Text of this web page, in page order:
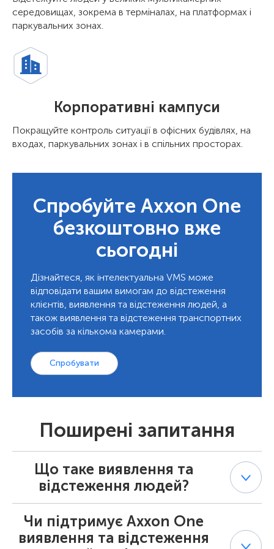
середовищах, зокрема в терміналах, на платформах і
паркувальних зонах.
Корпоративні кампуси
Покращуйте контроль ситуації в офісних будівлях, на
входах, паркувальних зонах і в спільних просторах.
Спробуйте Axxon One
безкоштовно вже
сьогодні
Дізнайтеся, як інтелектуальна VMS може
відповідати вашим вимогам до відстеження
клієнтів, виявлення та відстеження людей, а
також виявлення та відстеження транспортних
засобів за кількома камерами.
Спробувати
Поширені запитання
Що таке виявлення та
відстеження людей?
Виявлення та відстеження людей використовує
відеоаналітику для виявлення людей і збереження
контексту їхнього місцезнаходження на
Чи підтримує Axxon One
виявлення та відстеження